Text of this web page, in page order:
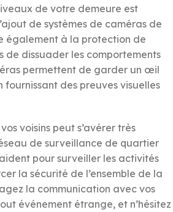
de votre demeure est
de systèmes de caméras de
également à la protection de
de dissuader les comportements
permettent de garder un œil
des preuves visuelles
voisins peut s’avérer très
de surveillance de quartier
pour surveiller les activités
la sécurité de l’ensemble de la
la communication avec vos
événement étrange, et n’hésitez